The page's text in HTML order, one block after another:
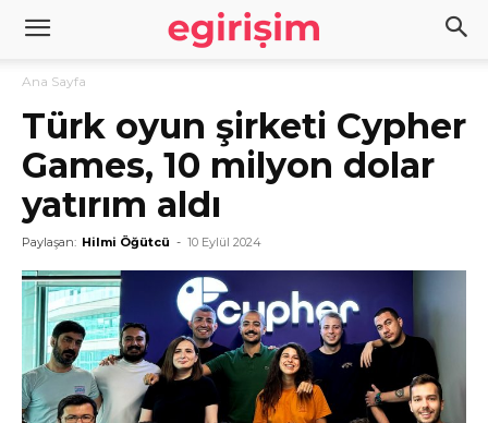
Ana Sayfa
Türk oyun şirketi Cypher
Games, 10 milyon dolar
yatırım aldı
Paylaşan: Hilmi Öğütcü - 10 Eylül 2024